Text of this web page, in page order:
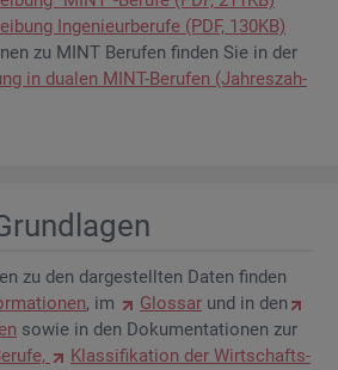
In­ge­nieur­be­ru­fe (PDF, 130KB)
zu MINT Be­ru­fen fin­den Sie in der
in dua­len MINT-Be­ru­fen (Jah­res­zah­
zu den dar­ge­stell­ten Daten fin­den
, im Glos­sar und in den
sowie in den Do­ku­men­ta­tio­nen zur
Klas­si­fi­ka­ti­on der Wirt­schafts­